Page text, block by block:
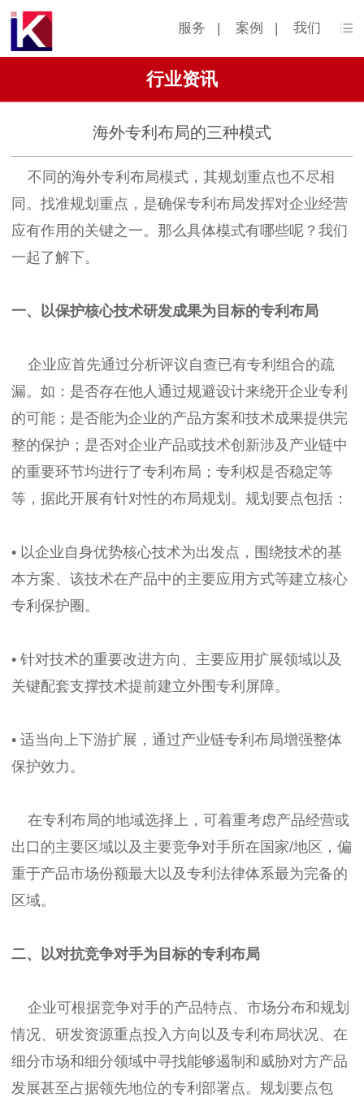
服务 | 案例 | 我们
行业资讯
海外专利布局的三种模式
不同的海外专利布局模式，其规划重点也不尽相
同。找准规划重点，是确保专利布局发挥对企业经营
应有作用的关键之一。那么具体模式有哪些呢？我们
一起了解下。
一、以保护核心技术研发成果为目标的专利布局
企业应首先通过分析评议自查已有专利组合的疏
漏。如：是否存在他人通过规避设计来绕开企业专利
的可能；是否能为企业的产品方案和技术成果提供完
整的保护；是否对企业产品或技术创新涉及产业链中
的重要环节均进行了专利布局；专利权是否稳定等
等，据此开展有针对性的布局规划。规划要点包括：
• 以企业自身优势核心技术为出发点，围绕技术的基
本方案、该技术在产品中的主要应用方式等建立核心
专利保护圈。
• 针对技术的重要改进方向、主要应用扩展领域以及
关键配套支撑技术提前建立外围专利屏障。
• 适当向上下游扩展，通过产业链专利布局增强整体
保护效力。
在专利布局的地域选择上，可着重考虑产品经营或
出口的主要区域以及主要竞争对手所在国家/地区，偏
重于产品市场份额最大以及专利法律体系最为完备的
区域。
二、以对抗竞争对手为目标的专利布局
企业可根据竞争对手的产品特点、市场分布和规划
情况、研发资源重点投入方向以及专利布局状况、在
细分市场和细分领域中寻找能够遏制和威胁对方产品
发展甚至占据领先地位的专利部署点。规划要点包